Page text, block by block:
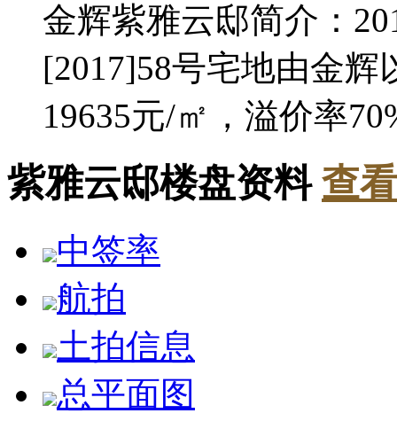
金辉紫雅云邸简介：
[2017]58号宅地由金辉
19635元/㎡，溢价率
紫雅云邸楼盘资料 查
中签率
航拍
土拍信息
总平面图